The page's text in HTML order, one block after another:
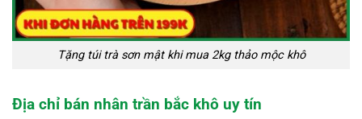
Tặng túi trà sơn mật khi mua 2kg thảo mộc khô
Địa chỉ bán nhân trần bắc khô uy tín